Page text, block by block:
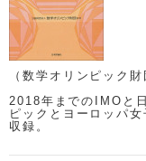
（数学オリンピック財
2018年までのIMOと
ピックとヨーロッパ
収録。